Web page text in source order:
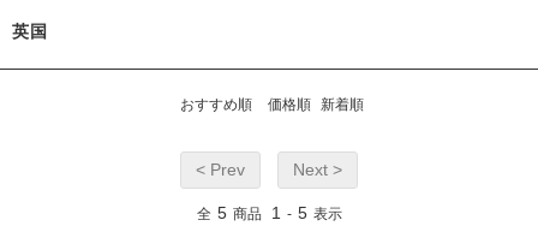
英国
おすすめ順 価格順 新着順
< Prev Next >
全 5 商品 1 - 5 表示